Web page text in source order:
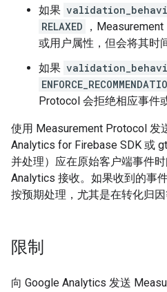
如果
RELAXED
，
或用户属性，但会将其时
如果
Protocol 会拒绝相应事件
使用 Measurement Protocol 发
Analytics for Firebase SDK 或
并处理）应在原始客户端事件
Analytics 接收。如果收到的事
按预期处理，尤其是在转化归因
限制
向 Google Analytics 发送